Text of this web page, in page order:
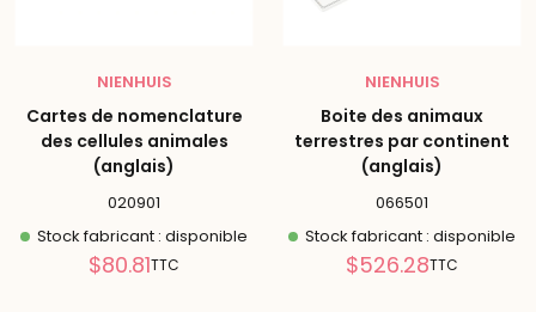
NIENHUIS
Cartes de nomenclature
des cellules animales
(anglais)
020901
Stock fabricant : disponible
Prix
$80.81TTC
NIENHUIS
Boite des animaux
terrestres par continent
(anglais)
066501
Stock fabricant : disponible
Prix
$526.28TTC